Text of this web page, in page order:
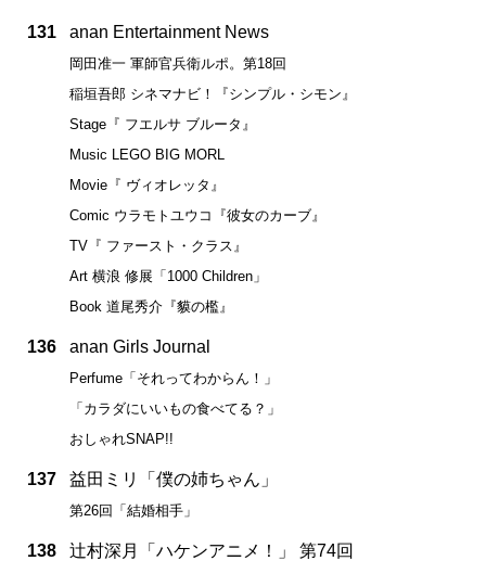
131 anan Entertainment News
岡田准一 軍師官兵衛ルポ。第18回
稲垣吾郎 シネマナビ！『シンプル・シモン』
Stage『 フエルサ ブルータ』
Music LEGO BIG MORL
Movie『 ヴィオレッタ』
Comic ウラモトユウコ『彼女のカーブ』
TV『 ファースト・クラス』
Art 横浪 修展「1000 Children」
Book 道尾秀介『貘の檻』
136 anan Girls Journal
Perfume「それってわからん！」
「カラダにいいもの食べてる？」
おしゃれSNAP!!
137 益田ミリ「僕の姉ちゃん」
第26回「結婚相手」
138 辻村深月「ハケンアニメ！」 第74回